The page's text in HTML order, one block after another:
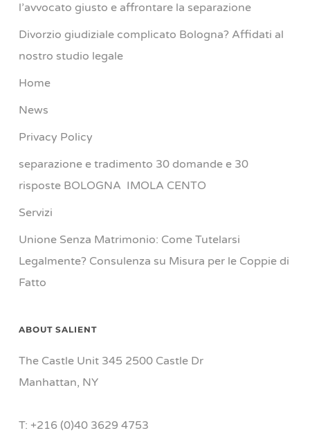
l’avvocato giusto e affrontare la separazione
Divorzio giudiziale complicato Bologna? Affidati al
nostro studio legale
Home
News
Privacy Policy
separazione e tradimento 30 domande e 30
risposte BOLOGNA IMOLA CENTO
Servizi
Unione Senza Matrimonio: Come Tutelarsi
Legalmente? Consulenza su Misura per le Coppie di
Fatto
ABOUT SALIENT
The Castle Unit 345 2500 Castle Dr
Manhattan, NY
T: +216 (0)40 3629 4753